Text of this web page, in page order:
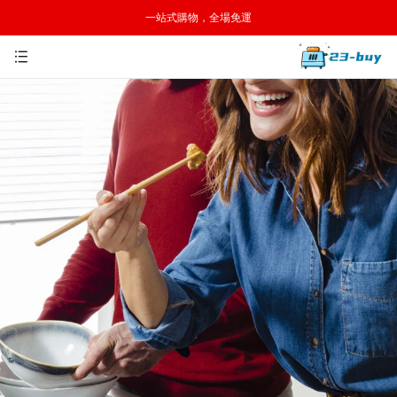
一站式購物，全場免運